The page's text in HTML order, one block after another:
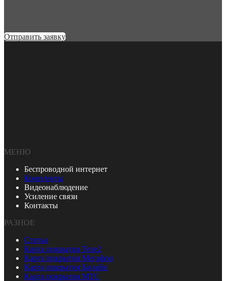
Отправить заявку
МЕНЮ
Беспроводной интернет
Комплекты
Видеонаблюдение
Усиление связи
Контакты
РАЗНОЕ
Статьи
Карта покрытия Теле2
Карта покрытия Мегафон
Карта покрытия Билайн
Карта покрытия МТС